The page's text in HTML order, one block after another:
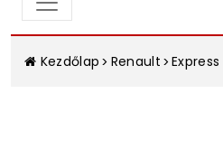
Kezdőlap Renault